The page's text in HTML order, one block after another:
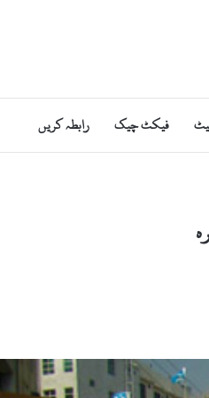
فیکٹ چیک رابطہ کریں